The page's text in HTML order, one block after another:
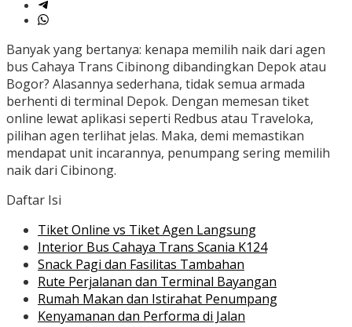
Banyak yang bertanya: kenapa memilih naik dari agen
bus Cahaya Trans Cibinong dibandingkan Depok atau
Bogor? Alasannya sederhana, tidak semua armada
berhenti di terminal Depok. Dengan memesan tiket
online lewat aplikasi seperti Redbus atau Traveloka,
pilihan agen terlihat jelas. Maka, demi memastikan
mendapat unit incarannya, penumpang sering memilih
naik dari Cibinong.
Daftar Isi
Tiket Online vs Tiket Agen Langsung
Interior Bus Cahaya Trans Scania K124
Snack Pagi dan Fasilitas Tambahan
Rute Perjalanan dan Terminal Bayangan
Rumah Makan dan Istirahat Penumpang
Kenyamanan dan Performa di Jalan